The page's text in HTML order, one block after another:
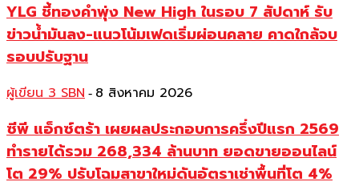
YLG ชี้ทองคำพุ่ง New High ในรอบ 7 สัปดาห์ รับ
ข่าวน้ำมันลง-แนวโน้มเฟดเริ่มผ่อนคลาย คาดใกล้จบ
รอบปรับฐาน
ผู้เขียน 3 SBN - 8 สิงหาคม 2026
ซีพี แอ็กซ์ตร้า เผยผลประกอบการครึ่งปีแรก 2569
ทำรายได้รวม 268,334 ล้านบาท ยอดขายออนไลน์
โต 29% ปรับโฉมสาขาใหม่ดันอัตราเช่าพื้นที่โต 4%